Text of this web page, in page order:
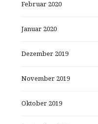
Februar 2020
Januar 2020
Dezember 2019
November 2019
Oktober 2019